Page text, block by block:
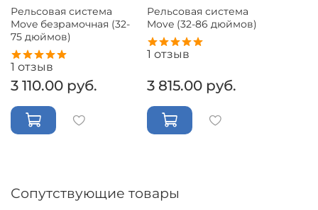
Рельсовая система
Move безрамочная (32-
75 дюймов)
1 отзыв
3 110.00 руб.
Рельсовая система
Move (32-86 дюймов)
1 отзыв
3 815.00 руб.
Сопутствующие товары